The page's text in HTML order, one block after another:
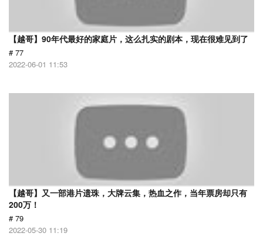
【越哥】90年代最好的家庭片，这么扎实的剧本，现在很难见到了
# 77
2022-06-01 11:53
【越哥】又一部港片遗珠，大牌云集，热血之作，当年票房却只有
200万！
# 79
2022-05-30 11:19